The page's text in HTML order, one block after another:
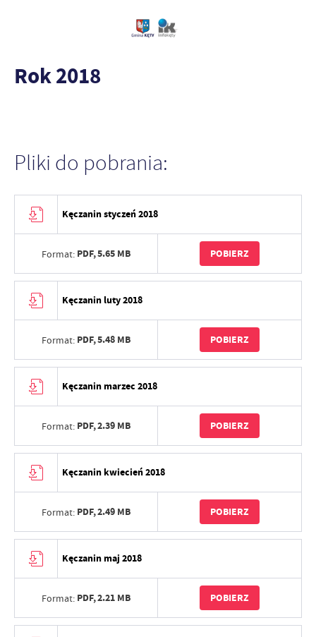
Rok 2018
Pliki do pobrania:
Kęczanin styczeń 2018
Format: PDF,5.65 MB POBIERZ
Kęczanin luty 2018
Format: PDF,5.48 MB POBIERZ
Kęczanin marzec 2018
Format: PDF,2.39 MB POBIERZ
Kęczanin kwiecień 2018
Format: PDF,2.49 MB POBIERZ
Kęczanin maj 2018
Format: PDF,2.21 MB POBIERZ